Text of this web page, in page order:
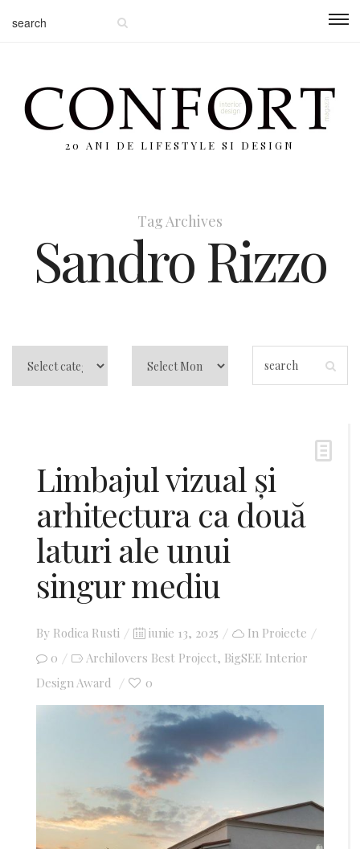
20 ANI DE LIFESTYLE SI DESIGN
Tag Archives
Sandro Rizzo
Limbajul vizual și
arhitectura ca două
laturi ale unui
singur mediu
By Rodica Rusti
Posted
on
iunie 13, 2025 In Proiecte
0
Archilovers Best Project, BigSEE Interior
Design Award
0